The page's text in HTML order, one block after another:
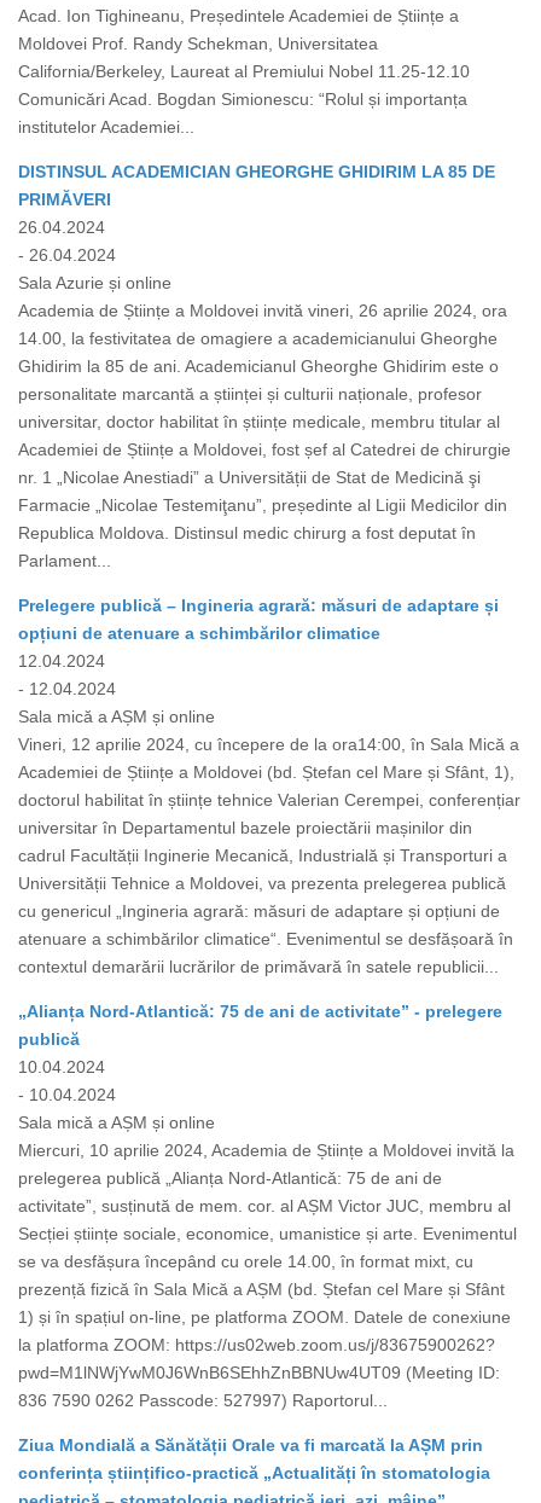
Acad. Ion Tighineanu, Președintele Academiei de Științe a
Moldovei Prof. Randy Schekman, Universitatea
California/Berkeley, Laureat al Premiului Nobel 11.25-12.10
Comunicări Acad. Bogdan Simionescu: “Rolul și importanța
institutelor Academiei...
DISTINSUL ACADEMICIAN GHEORGHE GHIDIRIM LA 85 DE
PRIMĂVERI
26.04.2024
- 26.04.2024
Sala Azurie și online
Academia de Științe a Moldovei invită vineri, 26 aprilie 2024, ora
14.00, la festivitatea de omagiere a academicianului Gheorghe
Ghidirim la 85 de ani. Academicianul Gheorghe Ghidirim este o
personalitate marcantă a științei și culturii naționale, profesor
universitar, doctor habilitat în științe medicale, membru titular al
Academiei de Științe a Moldovei, fost șef al Catedrei de chirurgie
nr. 1 „Nicolae Anestiadi” a Universității de Stat de Medicină şi
Farmacie „Nicolae Testemiţanu”, președinte al Ligii Medicilor din
Republica Moldova. Distinsul medic chirurg a fost deputat în
Parlament...
Prelegere publică – Ingineria agrară: măsuri de adaptare și
opțiuni de atenuare a schimbărilor climatice
12.04.2024
- 12.04.2024
Sala mică a AȘM și online
Vineri, 12 aprilie 2024, cu începere de la ora14:00, în Sala Mică a
Academiei de Științe a Moldovei (bd. Ștefan cel Mare și Sfânt, 1),
doctorul habilitat în științe tehnice Valerian Cerempei, conferențiar
universitar în Departamentul bazele proiectării mașinilor din
cadrul Facultății Inginerie Mecanică, Industrială și Transporturi a
Universității Tehnice a Moldovei, va prezenta prelegerea publică
cu genericul „Ingineria agrară: măsuri de adaptare și opțiuni de
atenuare a schimbărilor climatice“. Evenimentul se desfășoară în
contextul demarării lucrărilor de primăvară în satele republicii...
„Alianța Nord-Atlantică: 75 de ani de activitate” - prelegere
publică
10.04.2024
- 10.04.2024
Sala mică a AȘM și online
Miercuri, 10 aprilie 2024, Academia de Științe a Moldovei invită la
prelegerea publică „Alianța Nord-Atlantică: 75 de ani de
activitate”, susținută de mem. cor. al AȘM Victor JUC, membru al
Secției științe sociale, economice, umanistice și arte. Evenimentul
se va desfășura începând cu orele 14.00, în format mixt, cu
prezență fizică în Sala Mică a AȘM (bd. Ștefan cel Mare și Sfânt
1) și în spațiul on-line, pe platforma ZOOM. Datele de conexiune
la platforma ZOOM: https://us02web.zoom.us/j/83675900262?
pwd=M1lNWjYwM0J6WnB6SEhhZnBBNUw4UT09 (Meeting ID:
836 7590 0262 Passcode: 527997) Raportorul...
Ziua Mondială a Sănătății Orale va fi marcată la AȘM prin
conferința științifico-practică „Actualități în stomatologia